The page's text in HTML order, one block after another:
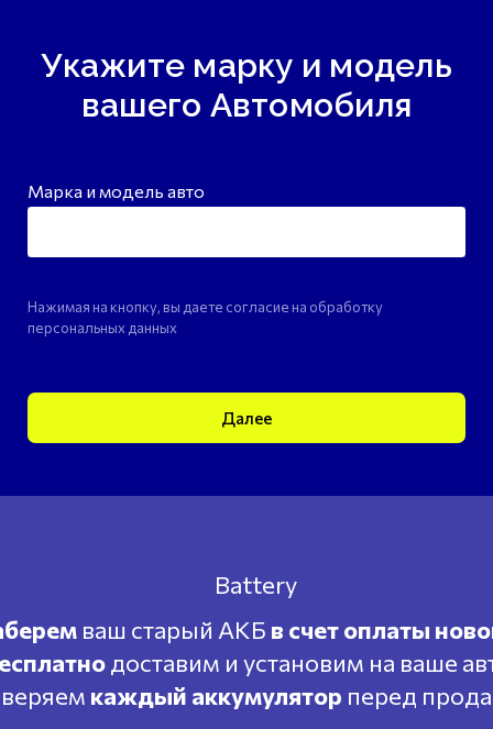
Укажите марку и модель
вашего Автомобиля
Марка и модель авто
Нажимая на кнопку, вы даете согласие на обработку
персональных данных
Далее
ваш старый АКБ в счет оплаты
доставим и установим на ваше
каждый аккумулятор перед